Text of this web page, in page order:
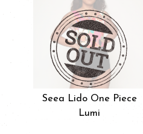
Seea Lido One Piece
Lumi